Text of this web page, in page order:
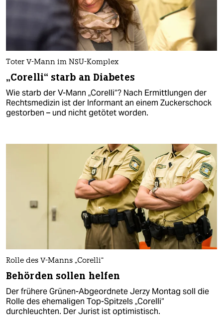
Toter V-Mann im NSU-Komplex
„Corelli“ starb an Diabetes
Wie starb der V-Mann „Corelli“? Nach Ermittlungen der
Rechtsmedizin ist der Informant an einem Zuckerschock
gestorben – und nicht getötet worden.
Rolle des V-Manns „Corelli“
Behörden sollen helfen
Der frühere Grünen-Abgeordnete Jerzy Montag soll die
Rolle des ehemaligen Top-Spitzels „Corelli“
durchleuchten. Der Jurist ist optimistisch.